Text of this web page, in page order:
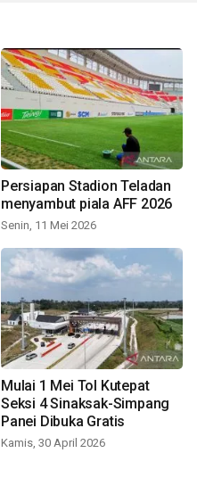
Persiapan Stadion Teladan
menyambut piala AFF 2026
Senin, 11 Mei 2026
Mulai 1 Mei Tol Kutepat
Seksi 4 Sinaksak-Simpang
Panei Dibuka Gratis
Kamis, 30 April 2026